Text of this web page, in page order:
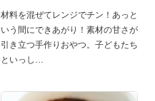
材料を混ぜてレンジでチン！あっと
いう間にできあがり！素材の甘さが
引き立つ手作りおやつ。子どもたち
といっし